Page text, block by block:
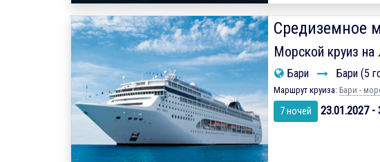
Средиземное
Морской круиз на
Бари Бари (5
Маршрут круиза: Бари -
7 ночей 23.01.2027 -